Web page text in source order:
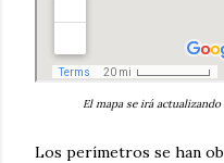
El mapa se irá
Los perímetros se han